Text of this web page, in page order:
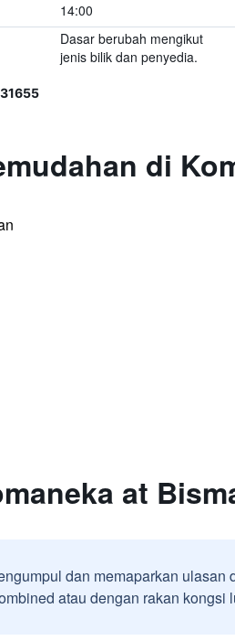
14:00
Dasar berubah mengikut
jenis bilik dan penyedia.
di
at
dan memaparkan
atau dengan rakan kongsi